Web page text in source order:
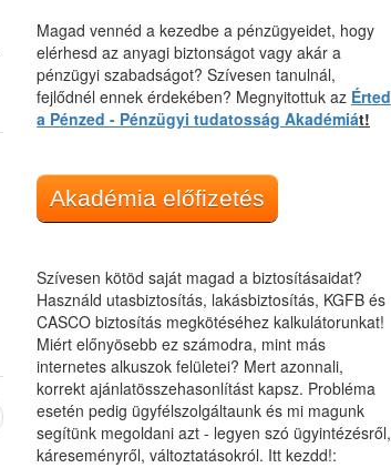
Magad vennéd a kezedbe a pénzügyeidet, hogy
elérhesd az anyagi biztonságot vagy akár a
pénzügyi szabadságot? Szívesen tanulnál,
fejlődnél ennek érdekében? Megnyitottuk az Érted
a Pénzed - Pénzügyi tudatosság Akadémiát!
Akadémia előfizetés
Szívesen kötöd saját magad a biztosításaidat?
Használd utasbiztosítás, lakásbiztosítás, KGFB és
CASCO biztosítás megkötéséhez kalkulátorunkat!
Miért előnyösebb ez számodra, mint más
internetes alkuszok felületei? Mert azonnali,
korrekt ajánlatösszehasonlítást kapsz. Probléma
esetén pedig ügyfélszolgáltaunk és mi magunk
segítünk megoldani azt - legyen szó ügyintézésről,
káreseményről, változtatásokról. Itt kezdd!: